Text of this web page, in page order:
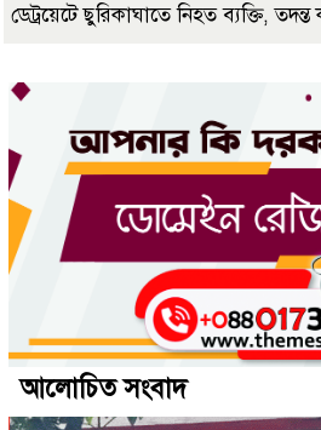
ডেট্রয়েটে ছুরিকাঘাতে নিহত ব্যক্তি,
আলোচিত সংবাদ